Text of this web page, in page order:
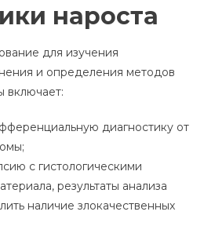
нароста
для изучения
и определения методов
включает:
диагностику от
с гистологическими
результаты анализа
наличие злокачественных